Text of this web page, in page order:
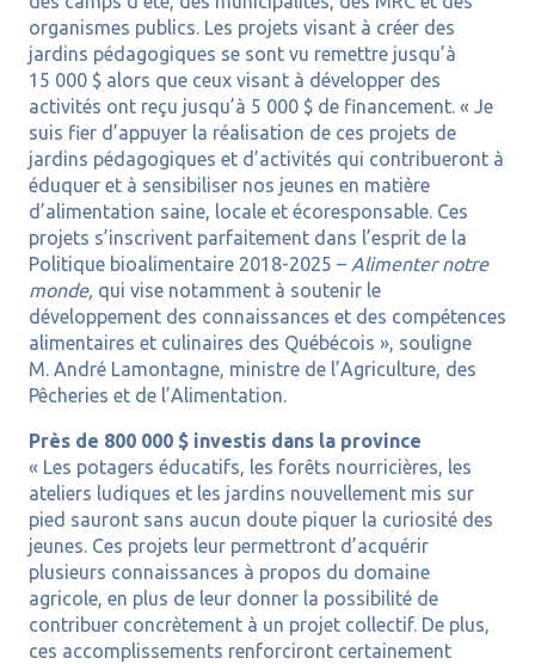
organismes publics. Les projets visant à créer des
jardins pédagogiques se sont vu remettre jusqu’à
15 000 $ alors que ceux visant à développer des
activités ont reçu jusqu’à 5 000 $ de financement. « Je
suis fier d’appuyer la réalisation de ces projets de
jardins pédagogiques et d’activités qui contribueront à
éduquer et à sensibiliser nos jeunes en matière
d’alimentation saine, locale et écoresponsable. Ces
projets s’inscrivent parfaitement dans l’esprit de la
Politique bioalimentaire 2018-2025 – Alimenter notre
monde,qui vise notamment à soutenir le
développement des connaissances et des compétences
alimentaires et culinaires des Québécois », souligne
M. André Lamontagne, ministre de l’Agriculture, des
Pêcheries et de l’Alimentation.
Près de 800 000 $ investis dans la province
« Les potagers éducatifs, les forêts nourricières, les
ateliers ludiques et les jardins nouvellement mis sur
pied sauront sans aucun doute piquer la curiosité des
jeunes. Ces projets leur permettront d’acquérir
plusieurs connaissances à propos du domaine
agricole, en plus de leur donner la possibilité de
contribuer concrètement à un projet collectif. De plus,
ces accomplissements renforciront certainement